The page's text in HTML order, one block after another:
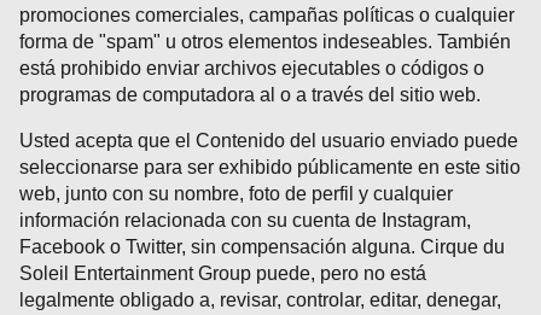
promociones comerciales, campañas políticas o cualquier
forma de "spam" u otros elementos indeseables. También
está prohibido enviar archivos ejecutables o códigos o
programas de computadora al o a través del sitio web.
Usted acepta que el Contenido del usuario enviado puede
seleccionarse para ser exhibido públicamente en este sitio
web, junto con su nombre, foto de perfil y cualquier
información relacionada con su cuenta de Instagram,
Facebook o Twitter, sin compensación alguna. Cirque du
Soleil Entertainment Group puede, pero no está
legalmente obligado a, revisar, controlar, editar, denegar,